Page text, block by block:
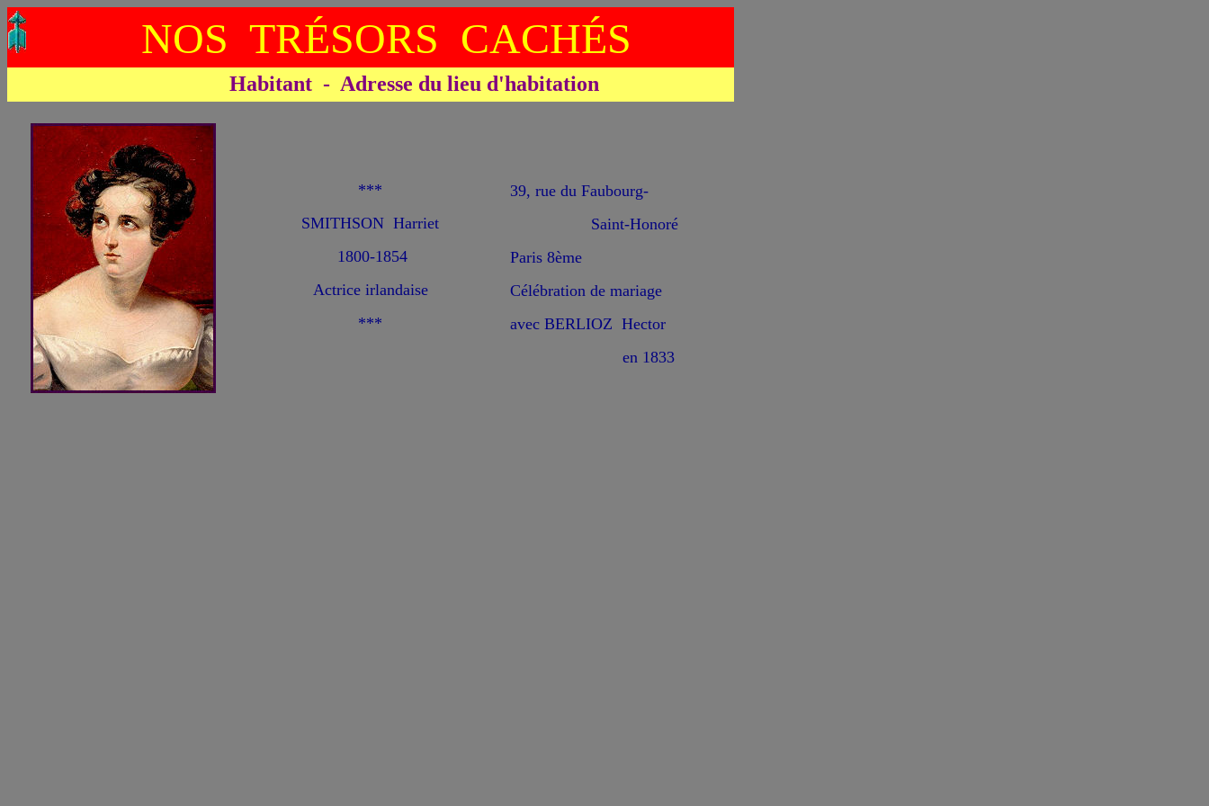
NOS TRÉSORS CACHÉS
Habitant - Adresse du lieu d'habitation
***
SMITHSON Harriet
1800-1854
Actrice irlandaise
***
39, rue du Faubourg-
Saint-Honoré
Paris 8ème
Célébration de mariage
avec BERLIOZ Hector
en 1833